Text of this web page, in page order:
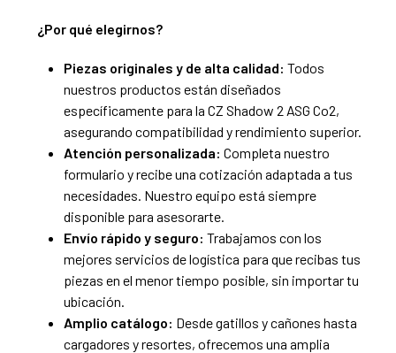
¿Por qué elegirnos?
Piezas originales y de alta calidad: Todos
nuestros productos están diseñados
específicamente para la CZ Shadow 2 ASG Co2,
asegurando compatibilidad y rendimiento superior.
Atención personalizada: Completa nuestro
formulario y recibe una cotización adaptada a tus
necesidades. Nuestro equipo está siempre
disponible para asesorarte.
Envío rápido y seguro: Trabajamos con los
mejores servicios de logística para que recibas tus
piezas en el menor tiempo posible, sin importar tu
ubicación.
Amplio catálogo: Desde gatillos y cañones hasta
cargadores y resortes, ofrecemos una amplia